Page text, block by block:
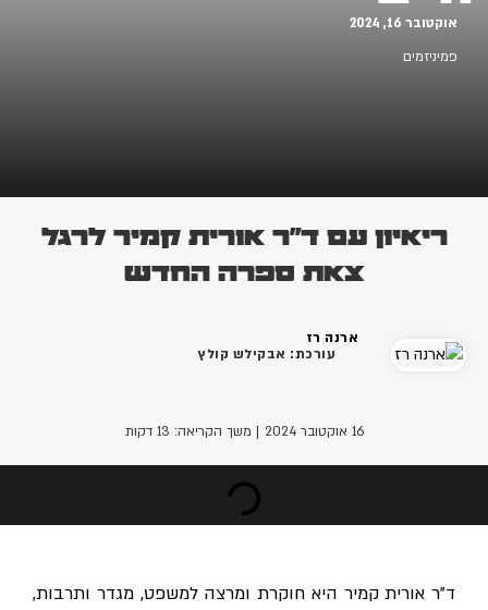
16, 2024
ריאיון עם ד"ר אורית קמיר לרגל
צאת ספרה החדש
ארנה רז
עורכת: אבקילש קולץ
| משך הקריאה: 13 דקות
ד"ר אורית קמיר היא חוקרת ומרצה למשפט, מגדר ותרבות,